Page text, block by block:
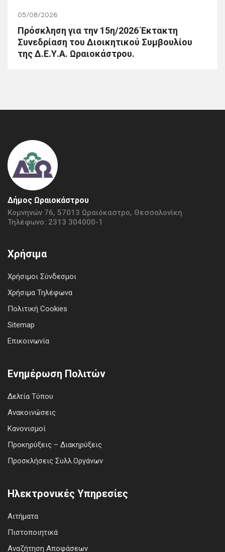
05/08/2026
Πρόσκληση για την 15η/2026 Έκτακτη
Συνεδρίαση του Διοικητικού Συμβουλίου
της Δ.Ε.Υ.Α. Ωραιοκάστρου.
Δήμος Ωραιοκάστρου
Κομνηνών 76, 57013 Ωραιόκαστρο, Θεσσαλονίκη
Τηλέφωνο: 2313 304000-1
Χρήσιμα
Χρήσιμοι Σύνδεσμοι
Χρήσιμα Τηλέφωνα
Πολιτική Cookies
Sitemap
Επικοινωνία
Ενημέρωση Πολιτών
Δελτία Τύπου
Ανακοινώσεις
Κανονισμοί
Προκηρύξεις – Διακηρύξεις
Προσκλήσεις Συλλ.Οργάνων
Ηλεκτρονικές Υπηρεσίες
Αιτήματα
Πιστοποιητικά
Αναζήτηση Αποφάσεων